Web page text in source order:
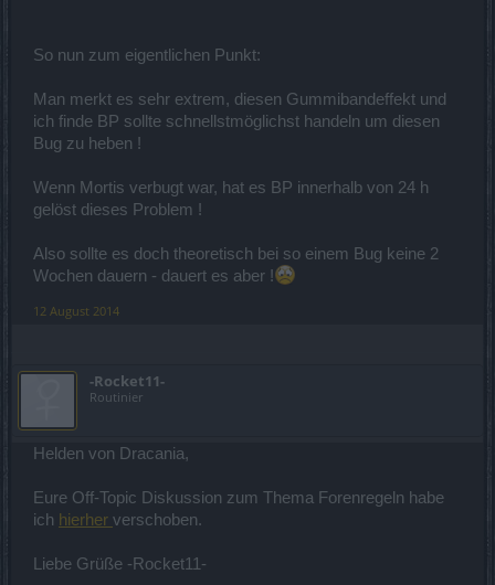
So nun zum eigentlichen Punkt:
Man merkt es sehr extrem, diesen Gummibandeffekt und
ich finde BP sollte schnellstmöglichst handeln um diesen
Bug zu heben !
Wenn Mortis verbugt war, hat es BP innerhalb von 24 h
gelöst dieses Problem !
Also sollte es doch theoretisch bei so einem Bug keine 2
Wochen dauern - dauert es aber !
12 August 2014
-Rocket11-
Routinier
Helden von Dracania,
Eure Off-Topic Diskussion zum Thema Forenregeln habe
ich hierher verschoben.
Liebe Grüße -Rocket11-